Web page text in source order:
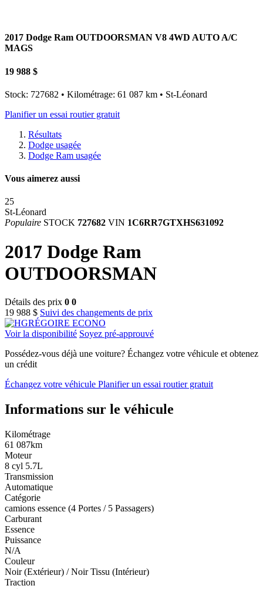
2017 Dodge Ram OUTDOORSMAN V8 4WD AUTO A/C
MAGS
19 988 $
Stock: 727682 • Kilométrage: 61 087 km • St-Léonard
Planifier un essai routier gratuit
Résultats
Dodge usagée
Dodge Ram usagée
Vous aimerez aussi
25
St-Léonard
Populaire STOCK 727682 VIN 1C6RR7GTXHS631092
2017 Dodge Ram
OUTDOORSMAN
Détails des prix 0 0
19 988 $ Suivi des changements de prix
Voir la disponibilité Soyez pré-approuvé
Possédez-vous déjà une voiture? Échangez votre véhicule et obtenez
un crédit
Échangez votre véhicule Planifier un essai routier gratuit
Informations sur le véhicule
Kilométrage
61 087km
Moteur
8 cyl 5.7L
Transmission
Automatique
Catégorie
camions essence (4 Portes / 5 Passagers)
Carburant
Essence
Puissance
N/A
Couleur
Noir (Extérieur) / Noir Tissu (Intérieur)
Traction